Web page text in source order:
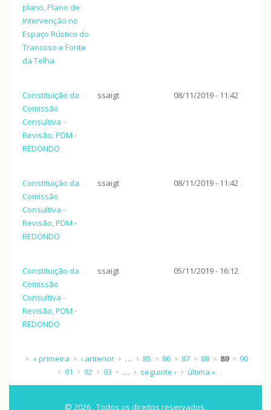
plano, Plano de
Intervenção no
Espaço Rústico do
Trancoso e Fonte
da Telha
Constituição da
Comissão
Consultiva -
Revisão, PDM -
REDONDO
ssaigt 08/11/2019 - 11:42
Constituição da
Comissão
Consultiva -
Revisão, PDM -
REDONDO
ssaigt 08/11/2019 - 11:42
Constituição da
Comissão
Consultiva -
Revisão, PDM -
REDONDO
ssaigt 05/11/2019 - 16:12
Páginas
« primeira ‹ anterior … 85 86 87 88 89
90
91
92 93 … seguinte › última »
© 2026 . Todos os direitos reservados.